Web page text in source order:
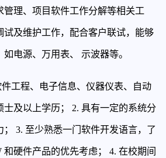
管理、项目软件工作分解等相关工
试及维护工作，配合客户联试，能够
如电源、万用表、示波器等。
件工程、电子信息、仪器仪表、自动
士及以上学历；2. 具有一定的系统分
；3. 至少熟悉一门软件开发语言，了
和硬件产品的优先考虑；4. 在校期间